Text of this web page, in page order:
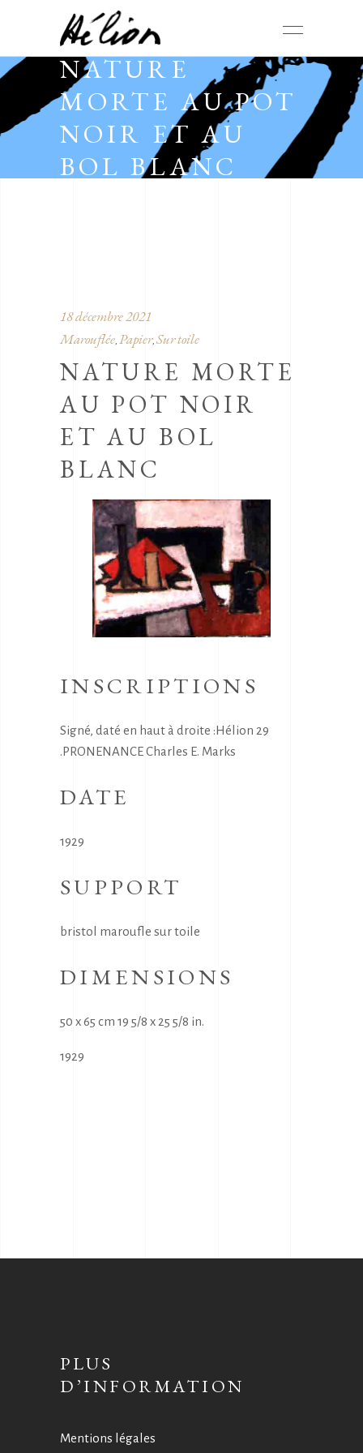
NATURE
MORTE AU POT
NOIR ET AU
BOL BLANC
18 décembre 2021
Marouflée, Papier, Sur toile
NATURE MORTE
AU POT NOIR
ET AU BOL
BLANC
INSCRIPTIONS
Signé, daté en haut à droite :Hélion 29
.PRONENANCE Charles E. Marks
DATE
1929
SUPPORT
bristol maroufle sur toile
DIMENSIONS
50 x 65 cm 19 5/8 x 25 5/8 in.
1929
PLUS
D’INFORMATION
Mentions légales